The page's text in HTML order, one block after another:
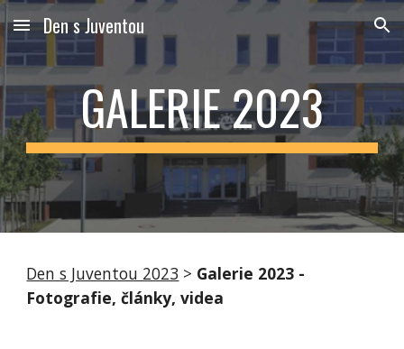
Skip to main content Skip to navigation
Den s Juventou
GALERIE 2023
Den s Juventou 2023 > Galerie 2023 -
Fotografie, články, videa